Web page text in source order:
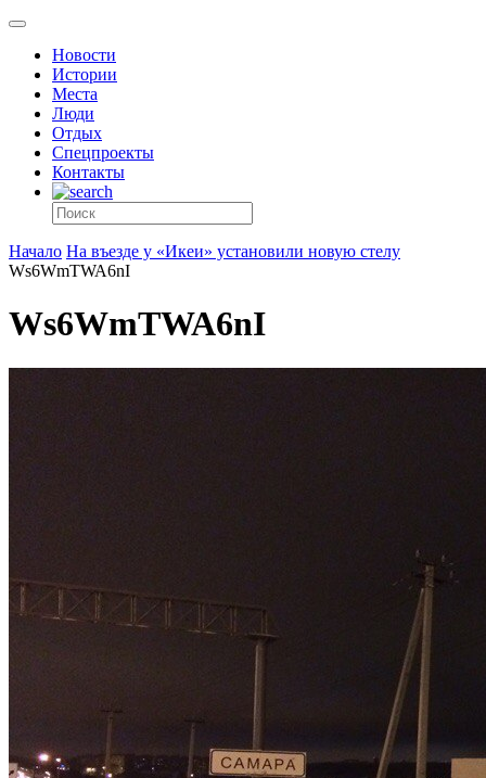
Новости
Истории
Места
Люди
Отдых
Спецпроекты
Контакты
Начало На въезде у «Икеи» установили новую стелу
Ws6WmTWA6nI
Ws6WmTWA6nI